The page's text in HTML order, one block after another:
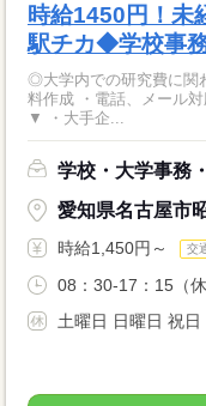
時給1450円！未
駅チカ◆学校事
◎大学内での研究費に関わる事務のお仕
料作成 ・電話、メール対応 ・庶務業務 ▼
▼ ・大手企...
学校・大学事務
愛知県名古屋市
時給1,450円～ 交
08：30-17：15（
土曜日 日曜日 祝日